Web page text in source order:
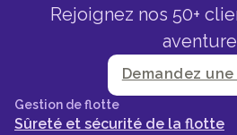
Rejoignez nos 50+
Demandez
Gestion de flotte
Sûreté et sécurité de la flotte